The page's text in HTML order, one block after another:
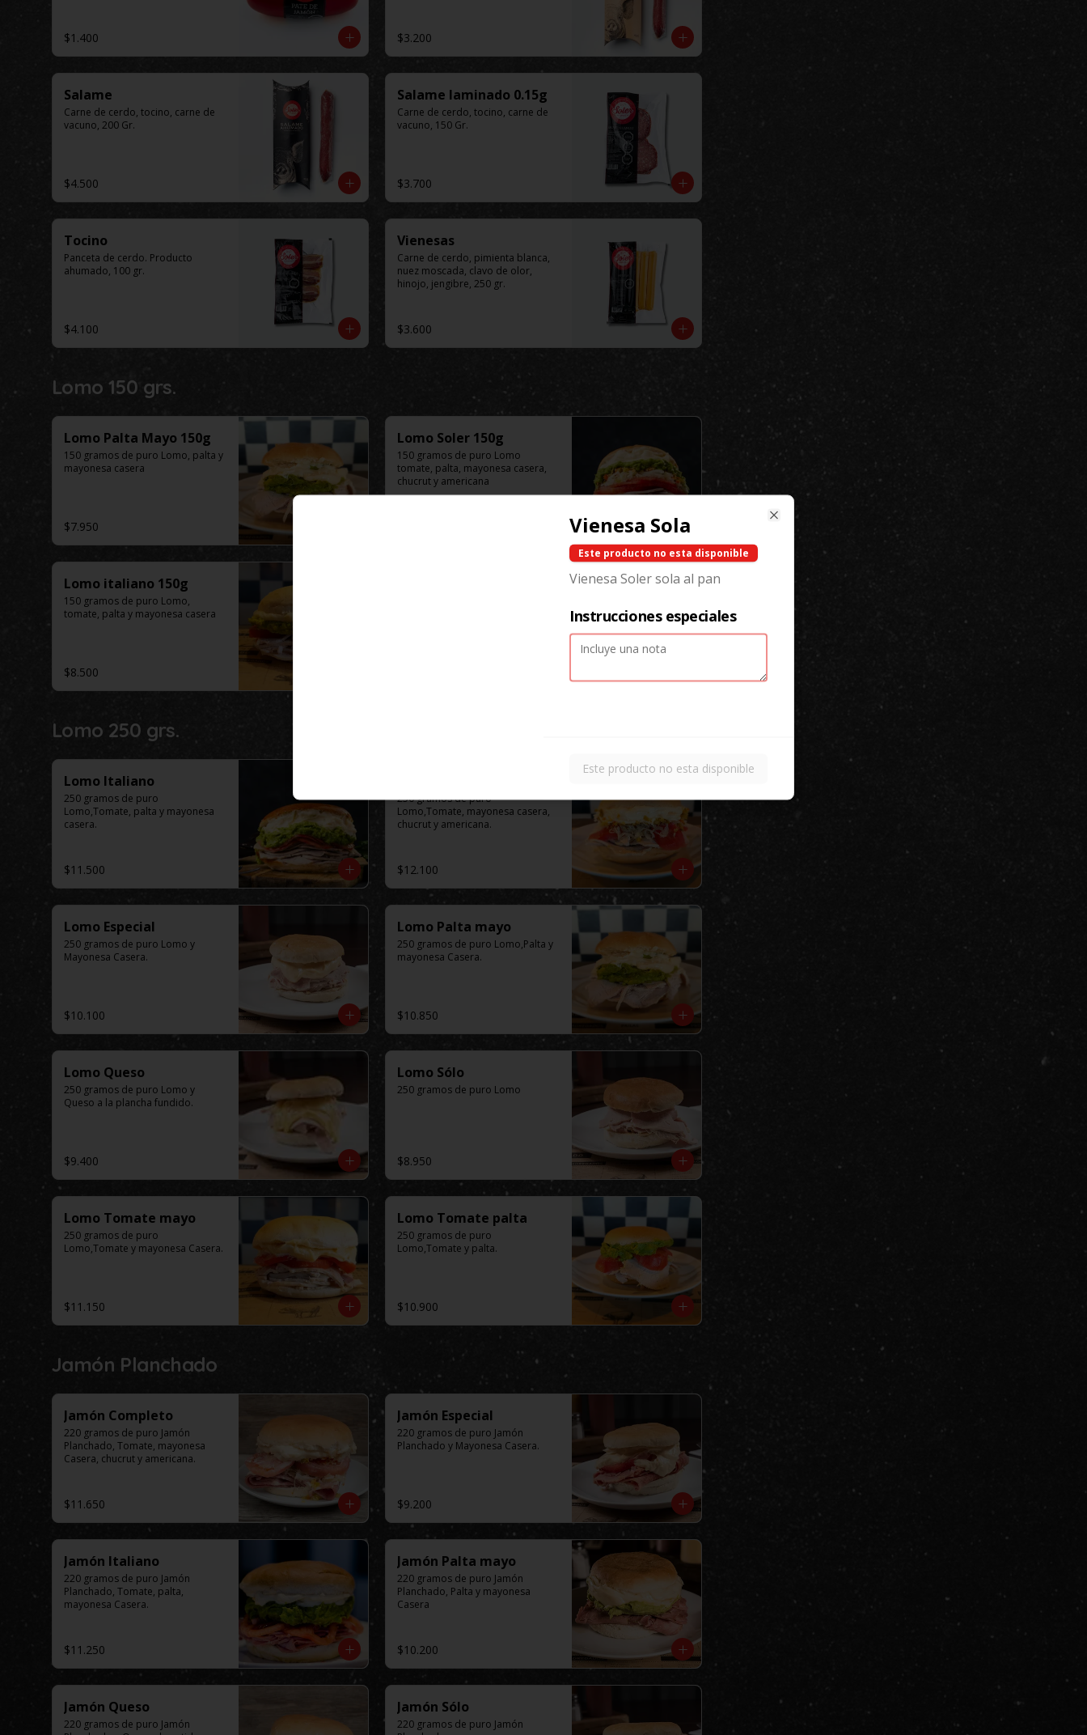
$1.400 $3.200
Salame
Carne de cerdo, tocino, carne de
vacuno, 200 Gr.
$4.500
Salame laminado 0.15g
Carne de cerdo, tocino, carne de
vacuno, 150 Gr.
$3.700
Tocino
Panceta de cerdo. Producto
ahumado, 100 gr.
$4.100
Vienesas
Carne de cerdo, pimienta blanca,
nuez moscada, clavo de olor,
hinojo, jengibre, 250 gr.
$3.600
Lomo 150 grs.
Lomo Palta Mayo 150g
150 gramos de puro Lomo, palta y
mayonesa casera
$7.950
Lomo Soler 150g
150 gramos de puro Lomo
tomate, palta, mayonesa casera,
chucrut y americana
Lomo italiano 150g
150 gramos de puro Lomo,
tomate, palta y mayonesa casera
$8.500
Lomo 250 grs.
Lomo Italiano
250 gramos de puro
Lomo,Tomate, palta y mayonesa
casera.
$11.500
250 gramos de puro
Lomo,Tomate, mayonesa casera,
chucrut y americana.
$12.100
Lomo Especial
250 gramos de puro Lomo y
Mayonesa Casera.
$10.100
Lomo Palta mayo
250 gramos de puro Lomo,Palta y
mayonesa Casera.
$10.850
Lomo Queso
250 gramos de puro Lomo y
Queso a la plancha fundido.
$9.400
Lomo Sólo
250 gramos de puro Lomo
$8.950
Lomo Tomate mayo
250 gramos de puro
Lomo,Tomate y mayonesa Casera.
$11.150
Lomo Tomate palta
250 gramos de puro
Lomo,Tomate y palta.
$10.900
Jamón Planchado
Jamón Completo
220 gramos de puro Jamón
Planchado, Tomate, mayonesa
Casera, chucrut y americana.
$11.650
Jamón Especial
220 gramos de puro Jamón
Planchado y Mayonesa Casera.
$9.200
Jamón Italiano
220 gramos de puro Jamón
Planchado, Tomate, palta,
mayonesa Casera.
$11.250
Jamón Palta mayo
220 gramos de puro Jamón
Planchado, Palta y mayonesa
Casera
$10.200
Jamón Queso
220 gramos de puro Jamón
Jamón Sólo
220 gramos de puro Jamón
Vienesa Sola
Este producto no esta disponible
Vienesa Soler sola al pan
Instrucciones especiales
Este producto no esta disponible